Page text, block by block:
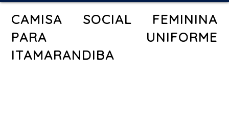
CAMISA SOCIAL FEMININA
PARA UNIFORME
ITAMARANDIBA